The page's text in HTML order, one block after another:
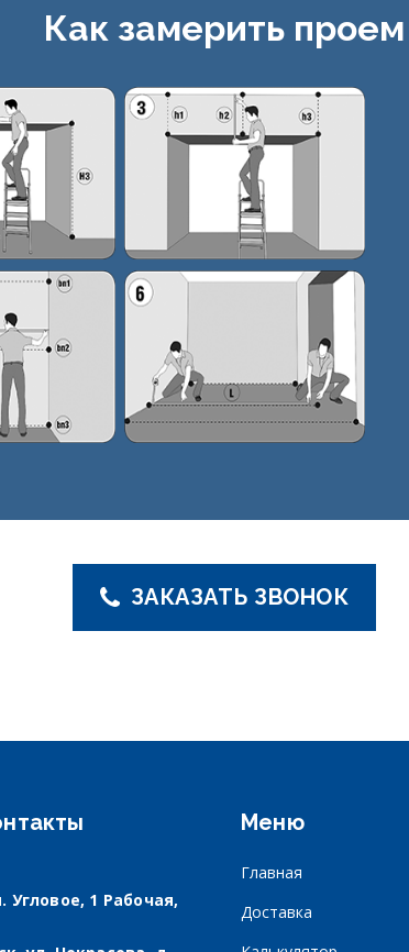
Как замерить проем
ЗАКАЗАТЬ ЗВОНОК
Угловое, 1 Рабочая,
Меню
Главная
Доставка